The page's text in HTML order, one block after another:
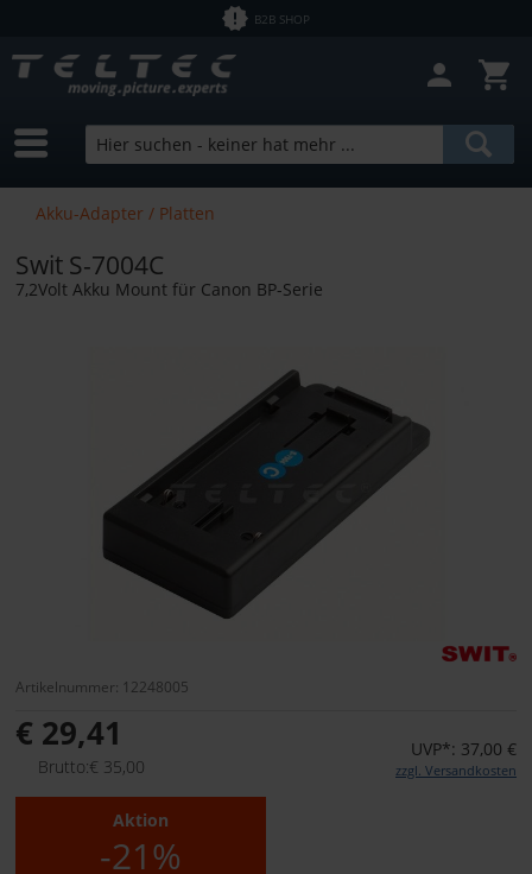
B2B SHOP
Akku-Adapter / Platten
Swit S-7004C
7,2Volt Akku Mount für Canon BP-Serie
Artikelnummer: 12248005
€ 29,41
Brutto:€ 35,00
UVP*: 37,00 €
zzgl. Versandkosten
Aktion
-21%